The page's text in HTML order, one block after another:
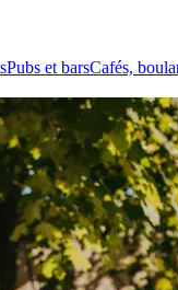
Pubs et barsCafés,